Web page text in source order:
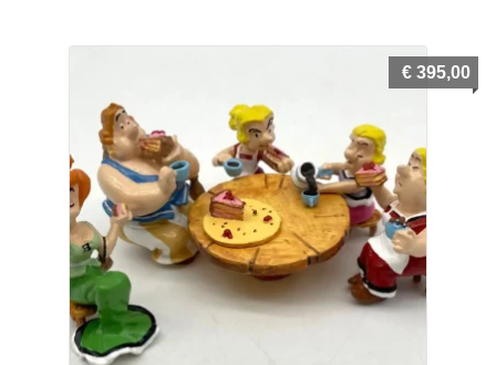
€ 395,00